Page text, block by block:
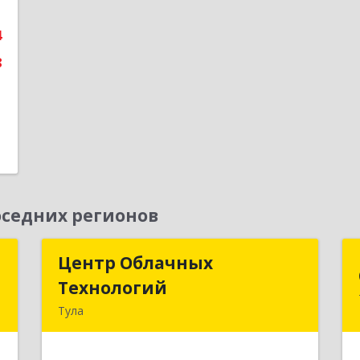
регионов
Центр Облачных
Технологий
Тула
Центр Облачных